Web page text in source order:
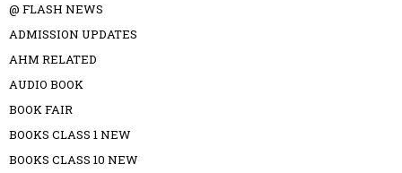
@ FLASH NEWS
ADMISSION UPDATES
AHM RELATED
AUDIO BOOK
BOOK FAIR
BOOKS CLASS 1 NEW
BOOKS CLASS 10 NEW